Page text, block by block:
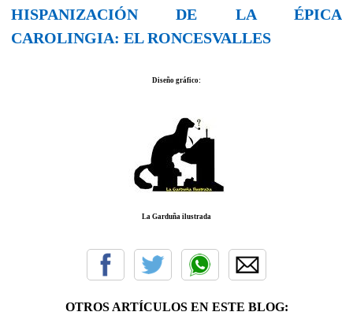
HISPANIZACIÓN DE LA ÉPICA
CAROLINGIA: EL RONCESVALLES
Diseño gráfico:
La Garduña ilustrada
OTROS ARTÍCULOS EN ESTE BLOG: